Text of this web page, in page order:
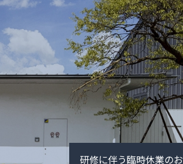
研修に伴う臨時休業のお